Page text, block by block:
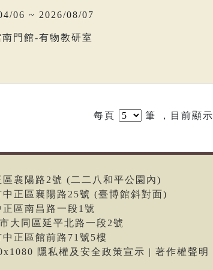
06 ~ 2026/08/07
門館-有物教研室
每頁 筆 ，目前顯示
襄陽路2號 (二二八和平公園內)
正區襄陽路25號 (臺博館斜對面)
區南昌路一段1號
大同區延平北路一段2號
正區館前路71號5樓
隱私權及安全政策宣示 | 著作權聲明